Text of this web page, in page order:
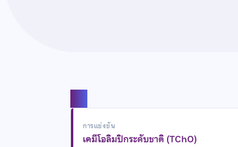
การแข่งขัน
เคมีโอลิมปิกระดับชาติ (TChO)